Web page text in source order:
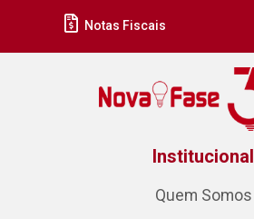
Notas Fiscais
Institucional
Quem Somos